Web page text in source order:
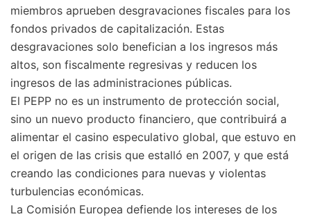
miembros aprueben desgravaciones fiscales para los
fondos privados de capitalización. Estas
desgravaciones solo benefician a los ingresos más
altos, son fiscalmente regresivas y reducen los
ingresos de las administraciones públicas.
El PEPP no es un instrumento de protección social,
sino un nuevo producto financiero, que contribuirá a
alimentar el casino especulativo global, que estuvo en
el origen de las crisis que estalló en 2007, y que está
creando las condiciones para nuevas y violentas
turbulencias económicas.
La Comisión Europea defiende los intereses de los